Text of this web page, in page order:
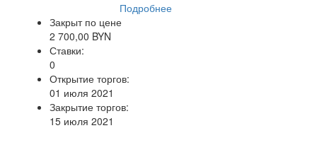
Подробнее
Закрыт по цене
2 700,00 BYN
Ставки:
0
Открытие торгов:
01 июля 2021
Закрытие торгов:
15 июля 2021